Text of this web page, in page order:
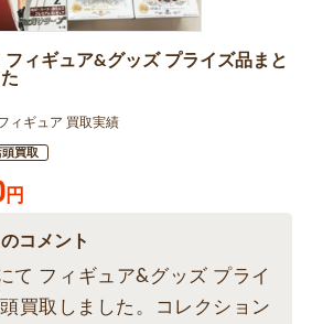
ィギュア&グッズ プライズ品まと
ィギュア 買取実績
頭買取
円
コメント
て フィギュア&グッズ プライ
買取しました。コレクション